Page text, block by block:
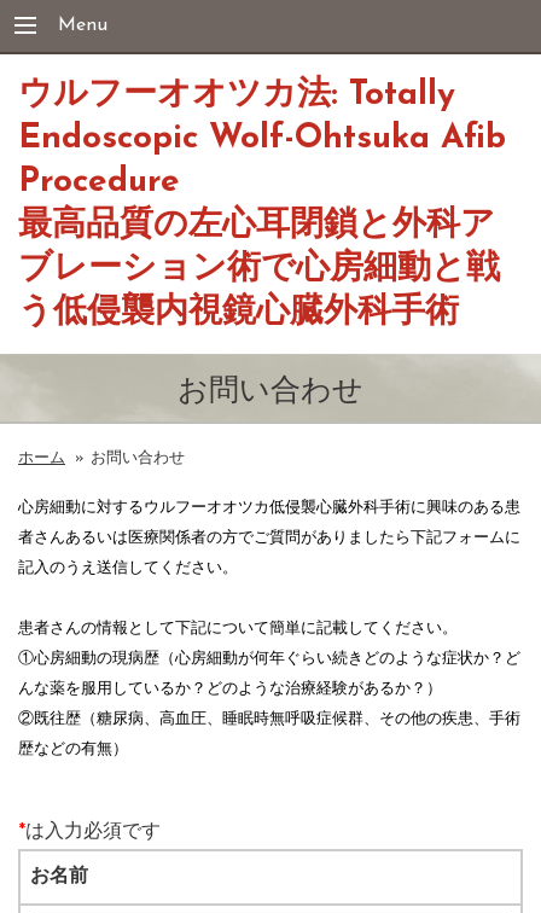
Menu
ウルフーオオツカ法: Totally
Endoscopic Wolf-Ohtsuka Afib
Procedure
最高品質の左心耳閉鎖と外科ア
ブレーション術で心房細動と戦
う低侵襲内視鏡心臓外科手術
お問い合わせ
ホーム » お問い合わせ
心房細動に対するウルフーオオツカ低侵襲心臓外科手術に興味のある患
者さんあるいは医療関係者の方でご質問がありましたら下記フォームに
記入のうえ送信してください。
患者さんの情報として下記について簡単に記載してください。
①心房細動の現病歴（心房細動が何年ぐらい続きどのような症状か？ど
んな薬を服用しているか？どのような治療経験があるか？）
②既往歴（糖尿病、高血圧、睡眠時無呼吸症候群、その他の疾患、手術
歴などの有無）
*は入力必須です
お名前